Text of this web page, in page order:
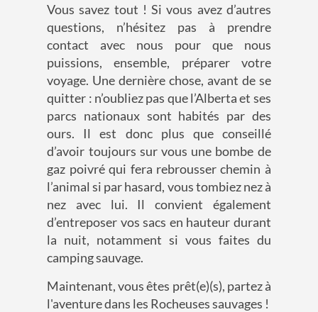
Vous savez tout ! Si vous avez d’autres
questions, n’hésitez pas à prendre
contact avec nous pour que nous
puissions, ensemble, préparer votre
voyage. Une dernière chose, avant de se
quitter : n’oubliez pas que l’Alberta et ses
parcs nationaux sont habités par des
ours. Il est donc plus que conseillé
d’avoir toujours sur vous une bombe de
gaz poivré qui fera rebrousser chemin à
l’animal si par hasard, vous tombiez nez à
nez avec lui. Il convient également
d’entreposer vos sacs en hauteur durant
la nuit, notamment si vous faites du
camping sauvage.
Maintenant, vous êtes prêt(e)(s), partez à
l'aventure dans les Rocheuses sauvages !